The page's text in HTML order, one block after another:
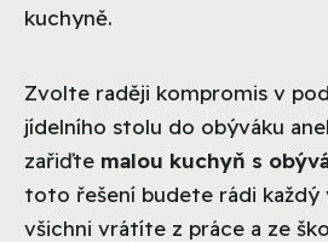
kuchyně.
Zvolte raději kompromis v
jídelního stolu do obýváku
zařiďte malou kuchyň s
toto řešení budete rádi každý
všichni vrátíte z práce a ze